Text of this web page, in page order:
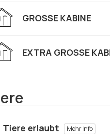
GROSSE KABINE
EXTRA GROSSE
Tiere erlaubt Mehr Info